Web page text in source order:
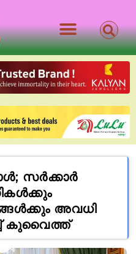
സർക്കാർ
അവധി
കുവൈത്ത്